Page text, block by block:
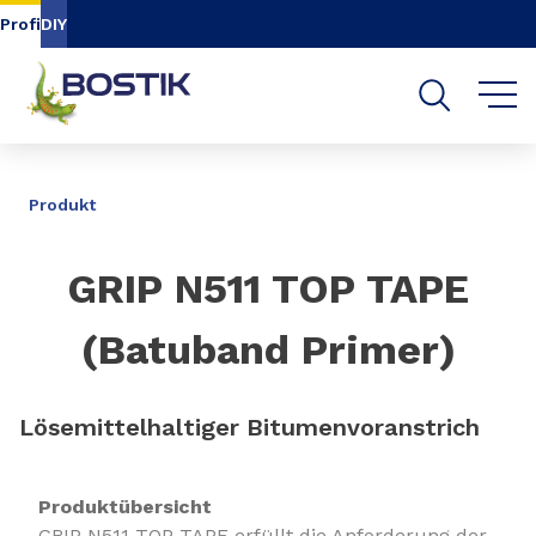
Inhalt
ProfiDIY
Produkt
GRIP N511 TOP TAPE
(Batuband Primer)
Lösemittelhaltiger Bitumenvoranstrich
Produktübersicht